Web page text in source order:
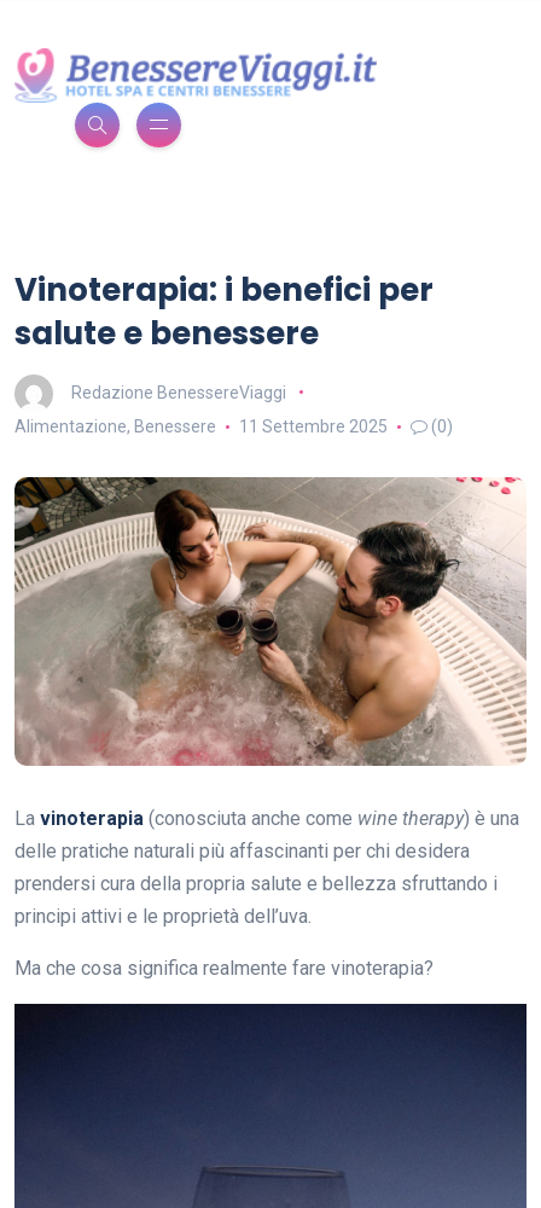
Vinoterapia: i benefici per
salute e benessere
Redazione BenessereViaggi
Alimentazione, Benessere 11 Settembre 2025 (0)
La vinoterapia (conosciuta anche come wine therapy) è una
delle pratiche naturali più affascinanti per chi desidera
prendersi cura della propria salute e bellezza sfruttando i
principi attivi e le proprietà dell’uva.
Ma che cosa significa realmente fare vinoterapia?